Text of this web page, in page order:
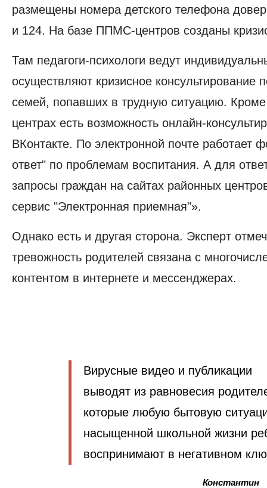
размещены номера детского телефона
и 124. На базе ППМС-центров созданы
Там педагоги-психологи ведут
осуществляют кризисное консультирование
семей, попавших в трудную ситуацию. Кроме
центрах есть возможность онлайн-
ВКонтакте. По электронной почте работает
ответ" по проблемам воспитания. А для
запросы граждан на сайтах районных
сервис "Электронная приемная"».
Однако есть и другая сторона. Эксперт
тревожность родителей связана с
контентом в интернете и мессенджерах.
Вирусные видео и публикации
выводят из равновесия
которые любую бытовую
насыщенной школьной жизни
воспринимают в негативном
Константин